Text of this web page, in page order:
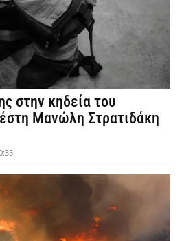
στην κηδεία του
Μανώλη Στρατιδάκη